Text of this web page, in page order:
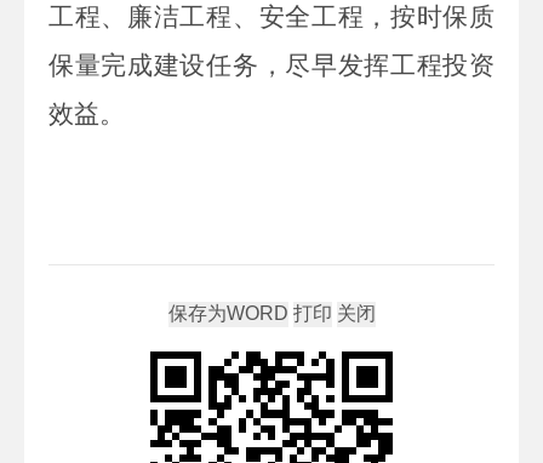
工程、廉洁工程、安全工程，按时保质
保量完成建设任务，尽早发挥工程投资
效益。